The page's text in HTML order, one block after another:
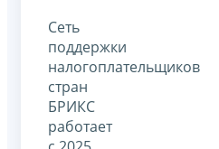
Сеть
поддержки
налогоплательщиков
стран
БРИКС
работает